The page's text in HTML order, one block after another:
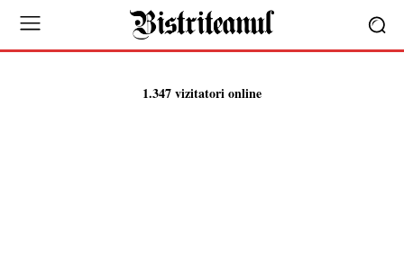
1.347 vizitatori online